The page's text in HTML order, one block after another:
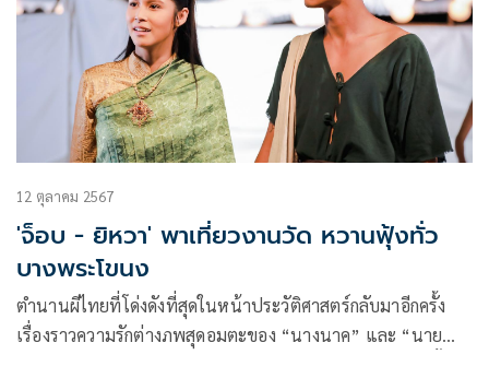
12 ตุลาคม 2567
'จ็อบ - ยิหวา' พาเที่ยวงานวัด หวานฟุ้งทั่ว
บางพระโขนง
ตำนานผีไทยที่โด่งดังที่สุดในหน้าประวัติศาสตร์กลับมาอีกครั้ง
เรื่องราวความรักต่างภพสุดอมตะของ “นางนาค” และ “นาย